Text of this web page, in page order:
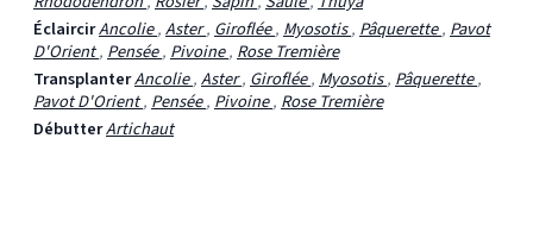
ÉclaircirAncolie,Aster, Giroflée, Myosotis, Pâquerette, Pavot
D'Orient, Pensée, Pivoine, Rose Tremière
TransplanterAncolie,Aster, Giroflée, Myosotis, Pâquerette,
Pavot D'Orient, Pensée, Pivoine, Rose Tremière
DébutterArtichaut